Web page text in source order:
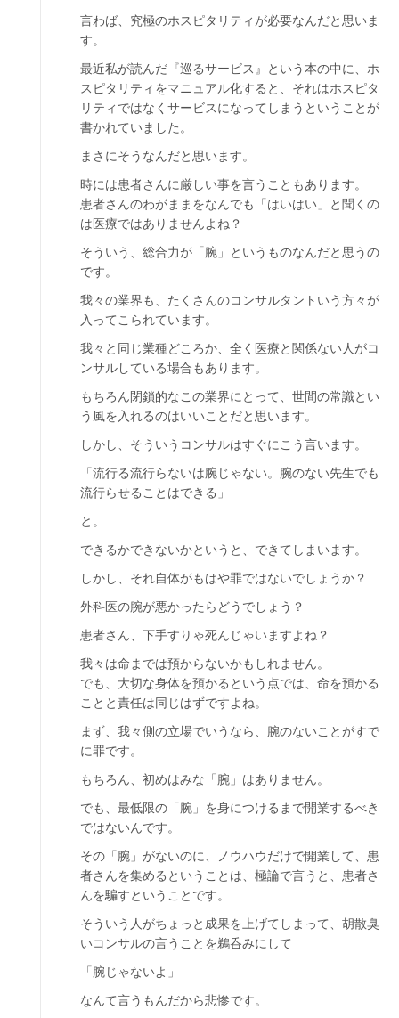
言わば、究極のホスピタリティが必要なんだと思いま
す。
最近私が読んだ『巡るサービス』という本の中に、ホ
スピタリティをマニュアル化すると、それはホスピタ
リティではなくサービスになってしまうということが
書かれていました。
まさにそうなんだと思います。
時には患者さんに厳しい事を言うこともあります。
患者さんのわがままをなんでも「はいはい」と聞くの
は医療ではありませんよね？
そういう、総合力が「腕」というものなんだと思うの
です。
我々の業界も、たくさんのコンサルタントいう方々が
入ってこられています。
我々と同じ業種どころか、全く医療と関係ない人がコ
ンサルしている場合もあります。
もちろん閉鎖的なこの業界にとって、世間の常識とい
う風を入れるのはいいことだと思います。
しかし、そういうコンサルはすぐにこう言います。
「流行る流行らないは腕じゃない。腕のない先生でも
流行らせることはできる」
と。
できるかできないかというと、できてしまいます。
しかし、それ自体がもはや罪ではないでしょうか？
外科医の腕が悪かったらどうでしょう？
患者さん、下手すりゃ死んじゃいますよね？
我々は命までは預からないかもしれません。
でも、大切な身体を預かるという点では、命を預かる
ことと責任は同じはずですよね。
まず、我々側の立場でいうなら、腕のないことがすで
に罪です。
もちろん、初めはみな「腕」はありません。
でも、最低限の「腕」を身につけるまで開業するべき
ではないんです。
その「腕」がないのに、ノウハウだけで開業して、患
者さんを集めるということは、極論で言うと、患者さ
んを騙すということです。
そういう人がちょっと成果を上げてしまって、胡散臭
いコンサルの言うことを鵜呑みにして
「腕じゃないよ」
なんて言うもんだから悲惨です。